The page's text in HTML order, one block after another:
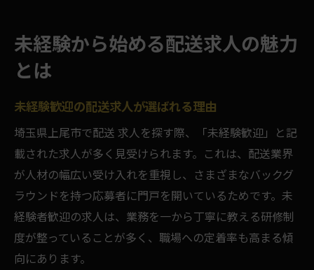
未経験から始める配送求人の魅力
とは
未経験歓迎の配送求人が選ばれる理由
埼玉県上尾市で配送 求人を探す際、「未経験歓迎」と記
載された求人が多く見受けられます。これは、配送業界
が人材の幅広い受け入れを重視し、さまざまなバックグ
ラウンドを持つ応募者に門戸を開いているためです。未
経験者歓迎の求人は、業務を一から丁寧に教える研修制
度が整っていることが多く、職場への定着率も高まる傾
向にあります。